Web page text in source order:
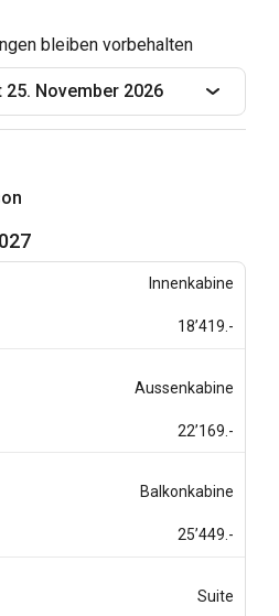
bleiben vorbehalten
November 2026
Innenkabine
18’419.-
Aussenkabine
22’169.-
Balkonkabine
25’449.-
Suite